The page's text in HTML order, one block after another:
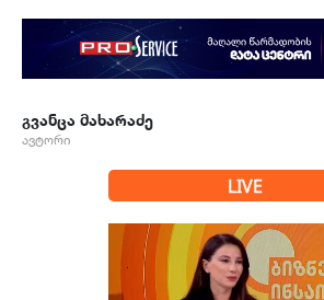
გვანცა მახარაძე
ავტორი
LIVE